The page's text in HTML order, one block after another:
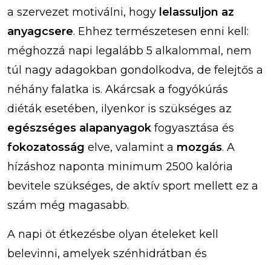
a szervezet motiválni, hogy lelassuljon az
anyagcsere. Ehhez természetesen enni kell:
méghozzá napi legalább 5 alkalommal, nem
túl nagy adagokban gondolkodva, de felejtős a
néhány falatka is. Akárcsak a fogyókúrás
diéták esetében, ilyenkor is szükséges az
egészséges alapanyagok fogyasztása és
fokozatosság elve, valamint a mozgás. A
hízáshoz naponta minimum 2500 kalória
bevitele szükséges, de aktív sport mellett ez a
szám még magasabb.
A napi öt étkezésbe olyan ételeket kell
belevinni, amelyek szénhidrátban és